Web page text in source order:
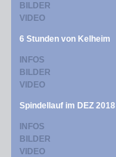
BILDER
VIDEO
6 Stunden von Kelheim
INFOS
BILDER
VIDEO
Spindellauf im DEZ 2018
INFOS
BILDER
VIDEO